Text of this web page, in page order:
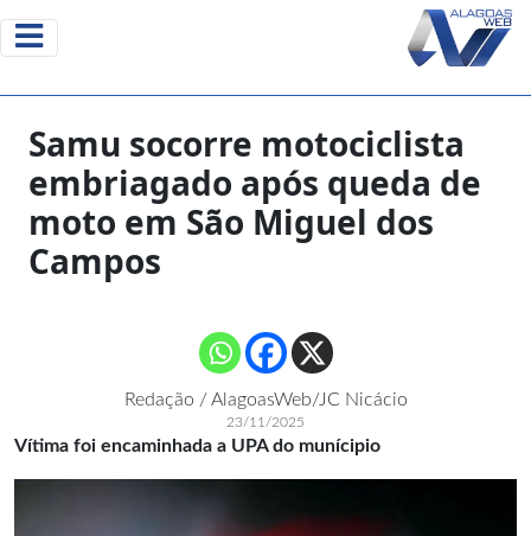
Samu socorre motociclista
embriagado após queda de
moto em São Miguel dos
Campos
Redação / AlagoasWeb/JC Nicácio
23/11/2025
Vítima foi encaminhada a UPA do munícipio